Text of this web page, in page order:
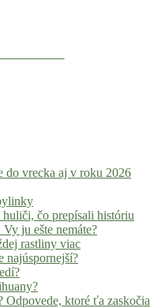
do vrecka aj v roku 2026
čo prepísali históriu
ju ešte nemáte?
rastliny viac
najúspornejší?
Odpovede, ktoré ťa zaskočia